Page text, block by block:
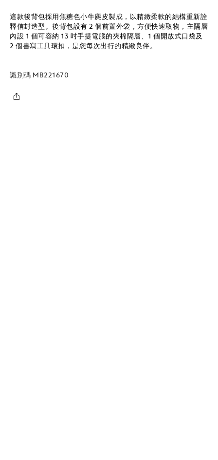
這款後背包採用焦糖色小牛麂皮製成，以精緻柔軟的結構重新詮
釋信封造型。後背包設有 2 個前置外袋，方便快速取物，主隔層
內設 1 個可容納 13 吋手提電腦的夾棉隔層、1 個開放式口袋及
2 個書寫工具環扣，是您每次出行的精緻良伴。
識別碼 MB221670